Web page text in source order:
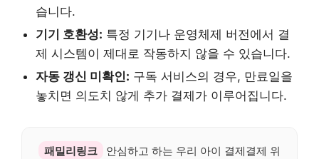
습니다.
기기 호환성: 특정 기기나 운영체제 버전에서 결
제 시스템이 제대로 작동하지 않을 수 있습니다.
자동 갱신 미확인: 구독 서비스의 경우, 만료일을
놓치면 의도치 않게 추가 결제가 이루어집니다.
패밀리링크
안심하고 하는 우리 아이 결제결제 위